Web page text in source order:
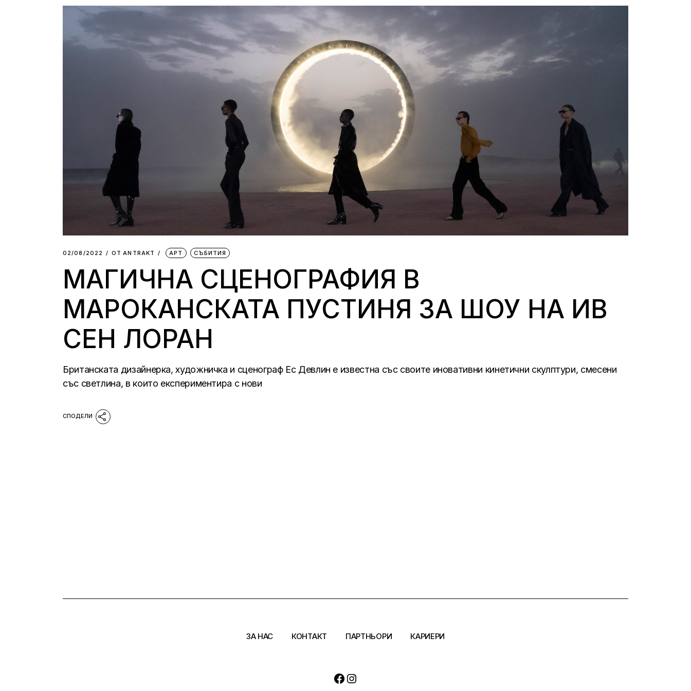
Силни жени
Насам-натам
Други
02/08/2022 ОТ АNTRAKT АРТ СЪБИТИЯ
МАГИЧНА СЦЕНОГРАФИЯ В
МАРОКАНСКАТА ПУСТИНЯ ЗА ШОУ НА ИВ
СЕН ЛОРАН
Британската дизайнерка, художничка и сценограф Ес Девлин е известна със своите иновативни кинетични скулптури, смесени
със светлина, в които експериментира с нови
ЗА НАС КОНТАКТ ПАРТНЬОРИ КАРИЕРИ
Facebook
Instagram